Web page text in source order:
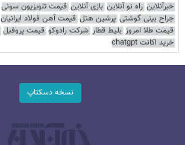
خبرآنلاین راه نو آنلاین بازی آنلاین قیمت تلویزیون سونی
جراح بینی گوشتی پرشین هتل قیمت آهن فولاد ایرانیان
قیمت طلا امروز بلیط قطار شرکت رادوکو قیمت پروفیل
خرید اکانت chatgpt
نسخه دسکتاپ